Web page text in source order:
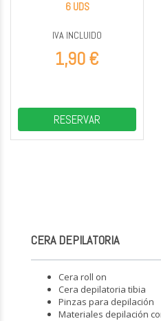
6 UDS
IVA INCLUIDO
1,90 €
RESERVAR
CERA DEPILATORIA
Cera roll on
Cera depilatoria tibia
Pinzas para depilación
Materiales depilación